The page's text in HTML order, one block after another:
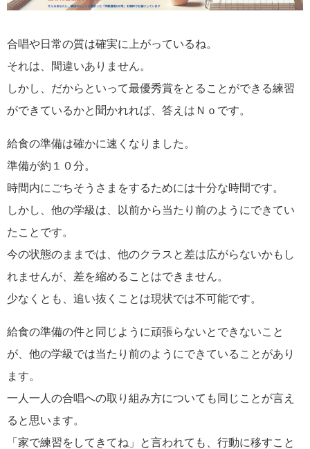
合唱や日常の質は確実に上がっているね。
それは、間違いありません。
しかし、だからといって最優秀賞をとることができる練習
ができているかと聞かれれば、答えはＮｏです。
給食の準備は確かに速くなりました。
準備が約１０分。
時間内にごちそうさまをするためには十分な時間です。
しかし、他の学級は、以前から当たり前のようにできてい
たことです。
今の状態のままでは、他のクラスと差は広がらないかもし
れませんが、差を縮めることはできません。
少なくとも、追い抜くことは現状では不可能です。
給食の準備の件と同じように頑張らないとできないこと
が、他の学級では当たり前のようにできていることがあり
ます。
一人一人の合唱への取り組み方についても同じことが言え
ると思います。
「家で練習をしてきてね」と言われても、行動に移すこと